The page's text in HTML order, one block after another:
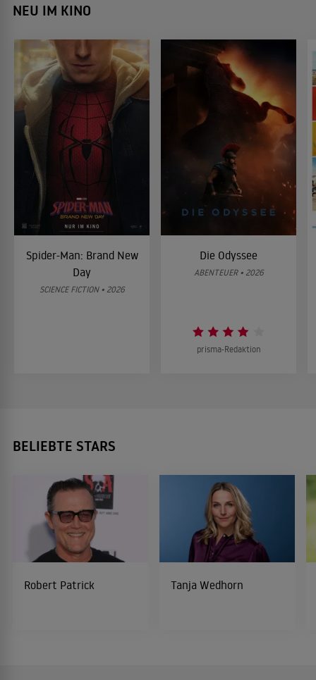
NEU IM KINO
Spider-Man: Brand New
Day
SCIENCE FICTION • 2026
Die Odyssee
ABENTEUER • 2026
prisma-Redaktion
BELIEBTE STARS
Robert Patrick Tanja Wedhorn